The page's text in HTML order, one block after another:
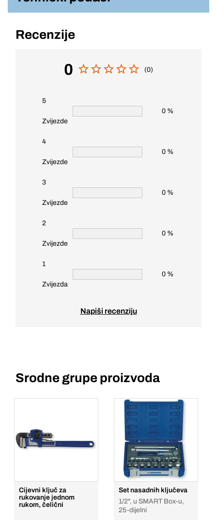
Recenzije
0 (0)
5
Zvijezde
0 %
4
Zvijezde
0 %
3
Zvijezde
0 %
2
Zvijezde
0 %
1
Zvijezda
0 %
Napiši recenziju
Srodne grupe proizvoda
Cijevni ključ za
rukovanje jednom
rukom, čelični
Set nasadnih ključeva
1/2", u SMART Box-u,
25-dijelni